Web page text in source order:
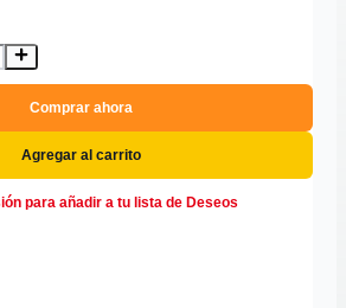
Comprar ahora
Agregar al carrito
para añadir a tu lista de Deseos